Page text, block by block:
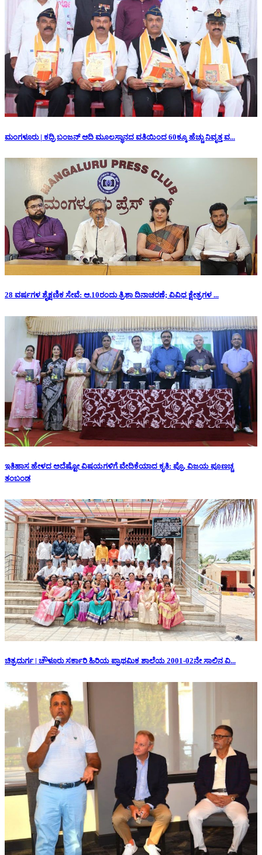
ಮಂಗಳೂರು | ಕದ್ರಿ ಬಂಜನ್ ಆದಿ ಮೂಲಸ್ಥಾನದ ವತಿಯಿಂದ 60ಕ್ಕೂ ಹೆಚ್ಚು ನಿವೃತ್ತ ವ...
28 ವರ್ಷಗಳ ಶೈಕ್ಷಣಿಕ ಸೇವೆ: ಆ.10ರಂದು ತ್ರಿಶಾ ದಿನಾಚರಣೆ; ವಿವಿಧ ಕ್ಷೇತ್ರಗಳ ...
ಇತಿಹಾಸ ಹೇಳದ ಅದೆಷ್ಟೋ ವಿಷಯಗಳಿಗೆ ವೇದಿಕೆಯಾದ ಕೃತಿ: ಪ್ರೊ. ವಿಜಯ ಪೂಣಚ್ಚ
ತಂಬಂಡ
ಚಿತ್ರದುರ್ಗ | ಚೌಳೂರು ಸರ್ಕಾರಿ ಹಿರಿಯ ಪ್ರಾಥಮಿಕ ಶಾಲೆಯ 2001-02ನೇ ಸಾಲಿನ ವಿ...